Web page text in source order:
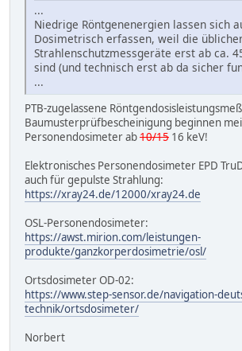
...
Niedrige Röntgenenergien lassen sich
Dosimetrisch erfassen, weil die
Strahlenschutzmessgeräte erst ab ca.
sind (und technisch erst ab da sicher
...
PTB-zugelassene
Baumusterprüfbescheinigung beginnen
Personendosimeter ab10/15 16 keV!
Elektronisches Personendosimeter EPD
auch für gepulste Strahlung:
https://xray24.de/12000/xray24.de
OSL-Personendosimeter:
https://awst.mirion.com/leistungen-
produkte/ganzkorperdosimetrie/osl/
Ortsdosimeter OD-02:
https://www.step-sensor.de/navigation-
technik/ortsdosimeter/
Norbert